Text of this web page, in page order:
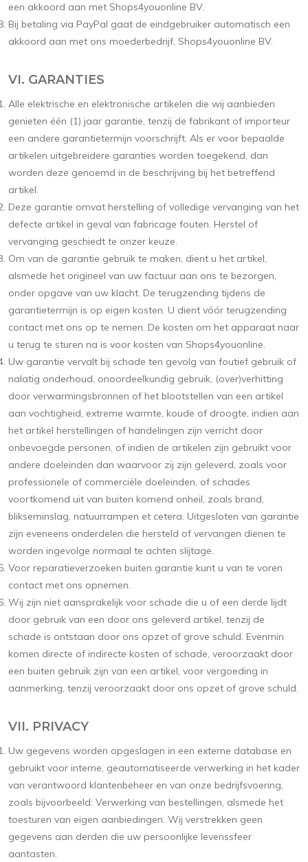
een akkoord aan met Shops4youonline BV.
Bij betaling via PayPal gaat de eindgebruiker automatisch een
akkoord aan met ons moederbedrijf, Shops4youonline BV.
VI. GARANTIES
Alle elektrische en elektronische artikelen die wij aanbieden
genieten één (1) jaar garantie, tenzij de fabrikant of importeur
een andere garantietermijn voorschrijft. Als er voor bepaalde
artikelen uitgebreidere garanties worden toegekend, dan
worden deze genoemd in de beschrijving bij het betreffend
artikel.
Deze garantie omvat herstelling of volledige vervanging van het
defecte artikel in geval van fabricage fouten. Herstel of
vervanging geschiedt te onzer keuze.
Om van de garantie gebruik te maken, dient u het artikel,
alsmede het origineel van uw factuur aan ons te bezorgen,
onder opgave van uw klacht. De terugzending tijdens de
garantietermijn is op eigen kosten. U dient vóór terugzending
contact met ons op te nemen. De kosten om het apparaat naar
u terug te sturen na is voor kosten van Shops4youonline.
Uw garantie vervalt bij schade ten gevolg van foutief gebruik of
nalatig onderhoud, onoordeelkundig gebruik, (over)verhitting
door verwarmingsbronnen of het blootstellen van een artikel
aan vochtigheid, extreme warmte, koude of droogte, indien aan
het artikel herstellingen of handelingen zijn verricht door
onbevoegde personen, of indien de artikelen zijn gebruikt voor
andere doeleinden dan waarvoor zij zijn geleverd, zoals voor
professionele of commerciële doeleinden, of schades
voortkomend uit van buiten komend onheil, zoals brand,
blikseminslag, natuurrampen et cetera. Uitgesloten van garantie
zijn eveneens onderdelen die hersteld of vervangen dienen te
worden ingevolge normaal te achten slijtage.
Voor reparatieverzoeken buiten garantie kunt u van te voren
contact met ons opnemen.
Wij zijn niet aansprakelijk voor schade die u of een derde lijdt
door gebruik van een door ons geleverd artikel, tenzij de
schade is ontstaan door ons opzet of grove schuld. Evenmin
komen directe of indirecte kosten of schade, veroorzaakt door
een buiten gebruik zijn van een artikel, voor vergoeding in
aanmerking, tenzij veroorzaakt door ons opzet of grove schuld.
VII. PRIVACY
Uw gegevens worden opgeslagen in een externe database en
gebruikt voor interne, geautomatiseerde verwerking in het kader
van verantwoord klantenbeheer en van onze bedrijfsvoering,
zoals bijvoorbeeld: Verwerking van bestellingen, alsmede het
toesturen van eigen aanbiedingen. Wij verstrekken geen
gegevens aan derden die uw persoonlijke levenssfeer
aantasten.